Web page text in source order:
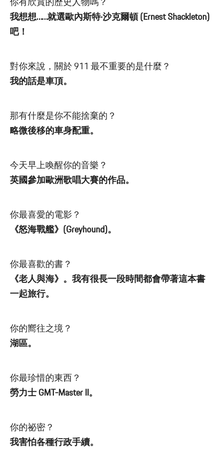
你有欣賞的歷史人物嗎？
我想想……就選歐內斯特·沙克爾頓 (Ernest Shackleton)
吧！
對你來說，關於 911 最不重要的是什麼？
我的話是車頂。
那有什麼是你不能捨棄的？
略微後移的車身配重。
今天早上喚醒你的音樂？
英國參加歐洲歌唱大賽的作品。
你最喜愛的電影？
《怒海戰艦》(Greyhound)。
你最喜歡的書？
《老人與海》。我有很長一段時間都會帶著這本書
一起旅行。
你的嚮往之境？
湖區。
你最珍惜的東西？
勞力士 GMT-Master II。
你的祕密？
我害怕各種行政手續。